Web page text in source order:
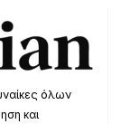
όλων
και